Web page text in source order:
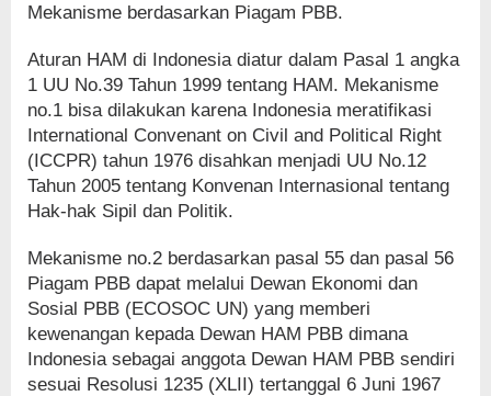
Mekanisme berdasarkan Piagam PBB.
Aturan HAM di Indonesia diatur dalam Pasal 1 angka
1 UU No.39 Tahun 1999 tentang HAM. Mekanisme
no.1 bisa dilakukan karena Indonesia meratifikasi
International Convenant on Civil and Political Right
(ICCPR) tahun 1976 disahkan menjadi UU No.12
Tahun 2005 tentang Konvenan Internasional tentang
Hak-hak Sipil dan Politik.
Mekanisme no.2 berdasarkan pasal 55 dan pasal 56
Piagam PBB dapat melalui Dewan Ekonomi dan
Sosial PBB (ECOSOC UN) yang memberi
kewenangan kepada Dewan HAM PBB dimana
Indonesia sebagai anggota Dewan HAM PBB sendiri
sesuai Resolusi 1235 (XLII) tertanggal 6 Juni 1967